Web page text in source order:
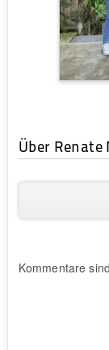
Über
Kommentare